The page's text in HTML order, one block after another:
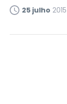
25 julho